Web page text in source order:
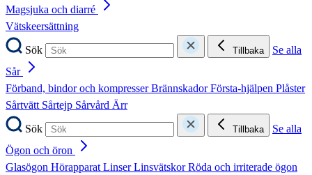
Magsjuka och diarré
Vätskeersättning
Sök
Tillbaka
Se alla
Sår
Förband, bindor och kompresserBrännskadorFörsta-hjälpen Plåster
Sårtvätt Sårtejp Sårvård Ärr
Sök
Tillbaka
Se alla
Ögon och öron
Glasögon HörapparatLinserLinsvätskorRöda och irriterade ögon